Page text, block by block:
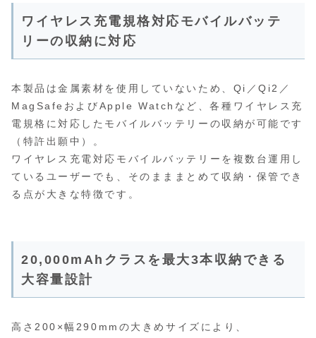
ワイヤレス充電規格対応モバイルバッテ
リーの収納に対応
本製品は金属素材を使用していないため、Qi／Qi2／
MagSafeおよびApple Watchなど、各種ワイヤレス充
電規格に対応したモバイルバッテリーの収納が可能です
（特許出願中）。
ワイヤレス充電対応モバイルバッテリーを複数台運用し
ているユーザーでも、そのまままとめて収納・保管でき
る点が大きな特徴です。
20,000mAhクラスを最大3本収納できる
大容量設計
高さ200×幅290mmの大きめサイズにより、